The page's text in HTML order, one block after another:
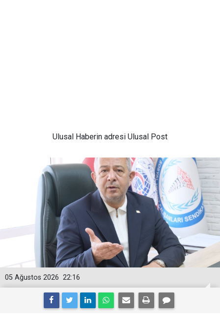
Ulusal Haberin adresi Ulusal Post
22:16
05 Ağustos 2026